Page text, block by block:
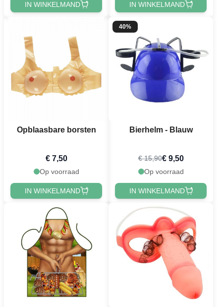
IN WINKELMAND IN WINKELMAND
Opblaasbare borsten
€ 7,50
Op voorraad
IN WINKELMAND
40%
Bierhelm - Blauw
€ 15,90€ 9,50
Op voorraad
IN WINKELMAND